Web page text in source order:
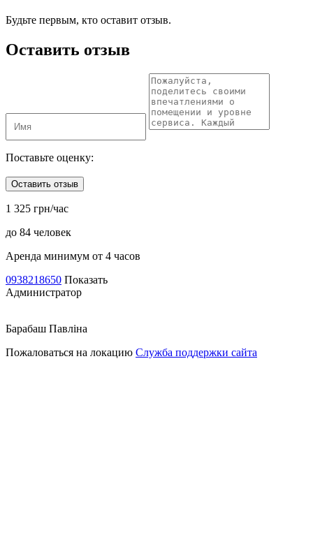
Будьте первым, кто оставит отзыв.
Оставить отзыв
Поставьте оценку:
Оставить отзыв
1 325 грн/час
до 84 человек
Аренда минимум от 4 часов
0938218650 Показать
Администратор
Барабаш Павліна
Пожаловаться на локацию Служба поддержки сайта